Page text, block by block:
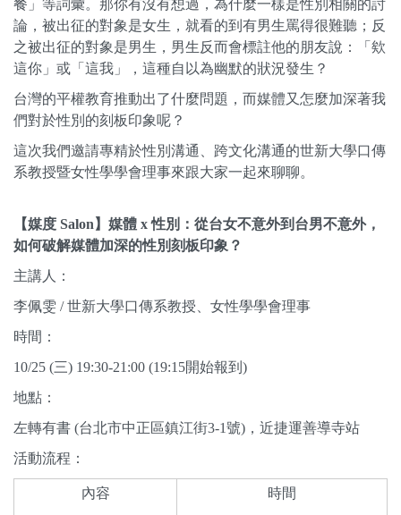
餐」等詞彙。那你有沒有想過，為什麼一樣是性別相關的討
論，被出征的對象是女生，就看的到有男生罵得很難聽；反
之被出征的對象是男生，男生反而會標註他的朋友說：「欸
這你」或「這我」，這種自以為幽默的狀況發生？
台灣的平權教育推動出了什麼問題，而媒體又怎麼加深著我
們對於性別的刻板印象呢？
這次我們邀請專精於性別溝通、跨文化溝通的世新大學口傳
系教授暨女性學學會理事來跟大家一起來聊聊。
【媒度 Salon】媒體 x 性別：從台女不意外到台男不意外，
如何破解媒體加深的性別刻板印象？
主講人：
李佩雯 / 世新大學口傳系教授、女性學學會理事
時間：
10/25 (三) 19:30-21:00 (19:15開始報到)
地點：
左轉有書 (台北市中正區鎮江街3-1號)，近捷運善導寺站
活動流程：
內容 時間